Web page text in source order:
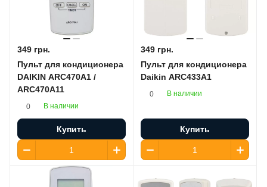
349 грн.
Пульт для кондиционера
DAIKIN ARC470A1 /
ARC470A11
0 В наличии
Купить
349 грн.
Пульт для кондиционера
Daikin ARC433A1
0 В наличии
Купить